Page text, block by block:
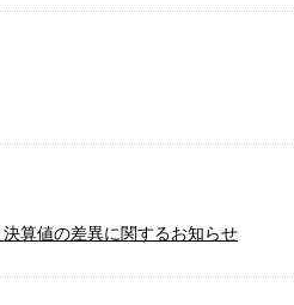
算値の差異に関するお知らせ